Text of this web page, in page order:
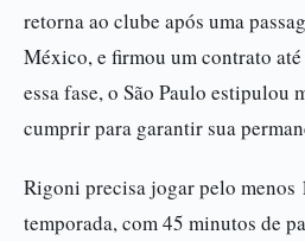
retorna ao clube após uma
México, e firmou um contrato
essa fase, o São Paulo estipulou
cumprir para garantir sua
Rigoni precisa jogar pelo menos
temporada, com 45 minutos de